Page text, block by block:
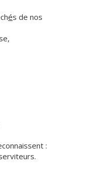
és de nos
: